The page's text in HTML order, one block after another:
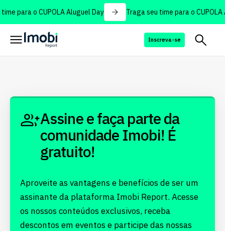
para o CUPOLA Aluguel Day Traga seu time para o CUPOLA
Inscreva-se
Assine e faça parte da
comunidade Imobi! É
gratuito!
Aproveite as vantagens e benefícios de ser um
assinante da plataforma Imobi Report. Acesse
os nossos conteúdos exclusivos, receba
descontos em eventos e participe das nossas